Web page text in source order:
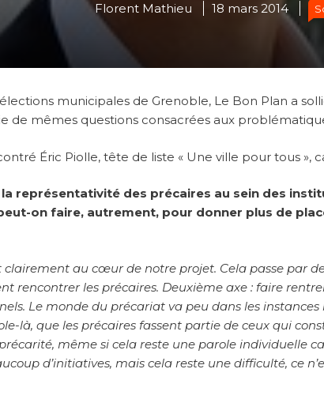
Florent Mathieu 18 mars 2014
municipales de Grenoble, Le Bon Plan a
de mêmes questions consacrées aux
Éric Piolle, tête de liste « Une ville pour tous »,
la représentativité des précaires au sein des
on faire, autrement, pour donner plus de
clairement au cœur de notre projet. Cela passe par
rencontrer les précaires. Deuxième axe : faire
Le monde du précariat va peu dans les instances
là, que les précaires fassent partie de ceux qui
même si cela reste une parole individuelle
d’initiatives, mais cela reste une difficulté, ce